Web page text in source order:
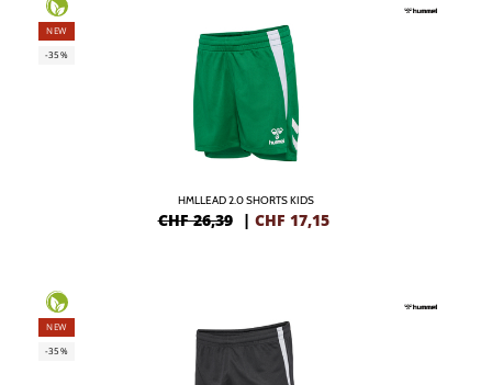
NEW
-35%
HMLLEAD 2.0 SHORTS KIDS
CHF 26,39 | CHF 17,15
NEW
-35%